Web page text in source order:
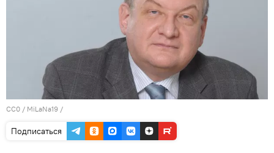
CC0 / MiLaNa19 /
Подписаться